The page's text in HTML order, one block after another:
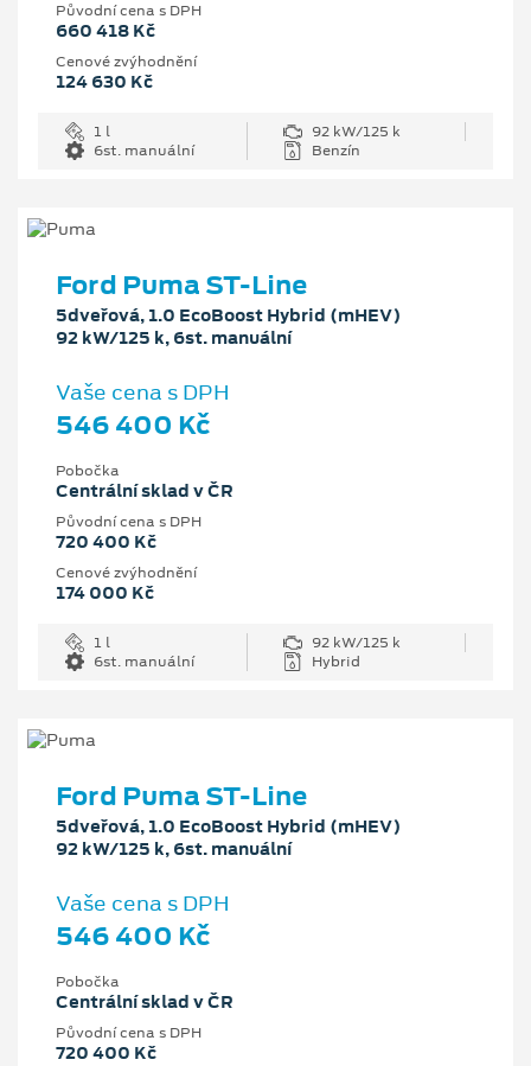
Původní cena s DPH
660 418 Kč
Cenové zvýhodnění
124 630 Kč
1 l
92 kW/125 k
6st. manuální
Benzín
Ford Puma ST-Line
5dveřová, 1.0 EcoBoost Hybrid (mHEV)
92 kW/125 k, 6st. manuální
Vaše cena s DPH
546 400 Kč
Pobočka
Centrální sklad v ČR
Původní cena s DPH
720 400 Kč
Cenové zvýhodnění
174 000 Kč
1 l
92 kW/125 k
6st. manuální
Hybrid
Ford Puma ST-Line
5dveřová, 1.0 EcoBoost Hybrid (mHEV)
92 kW/125 k, 6st. manuální
Vaše cena s DPH
546 400 Kč
Pobočka
Centrální sklad v ČR
Původní cena s DPH
720 400 Kč